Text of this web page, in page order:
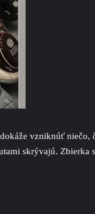
vzniknúť
skrývajú. Zbierka